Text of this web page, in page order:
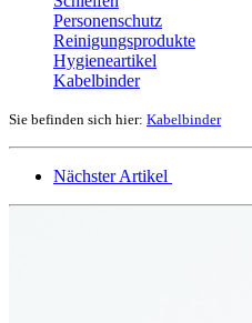
Personenschutz
Reinigungsprodukte
Hygieneartikel
Kabelbinder
Sie befinden sich hier: Kabelbinder
Nächster Artikel